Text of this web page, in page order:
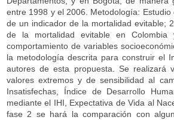
entre 1998 y el 2006. Metodología:
de un indicador de la mortalidad evitable;
de la mortalidad evitable en
comportamiento de variables
la metodología descrita para construir el
autores de esta propuesta. Se realizará
valores extremos y de sensibilidad al
Insatisfechas, Índice de Desarrollo
mediante el IHI, Expectativa de Vida al
fase 2 se hará la comparación con